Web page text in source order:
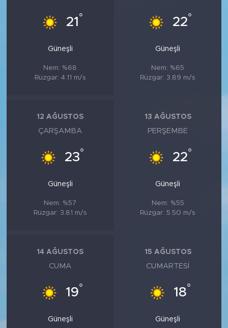
21 °
Güneşli
Nem: %68
Rüzgar: 4.11 m/s
22°
Güneşli
Nem: %65
Rüzgar: 3.89 m/s
12 AĞUSTOS
ÇARŞAMBA
23°
Güneşli
Nem: %57
Rüzgar: 3.81 m/s
13 AĞUSTOS
PERŞEMBE
22°
Güneşli
Nem: %55
Rüzgar: 5.50 m/s
14 AĞUSTOS
CUMA
19°
Güneşli
15 AĞUSTOS
CUMARTESI
18°
Güneşli